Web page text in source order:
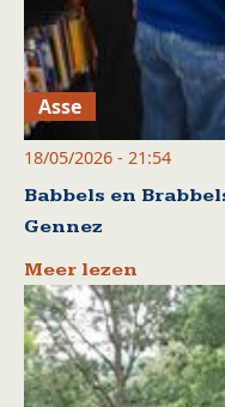
Asse
18/05/2026 - 21:54
Babbels en
Gennez
Meer lezen